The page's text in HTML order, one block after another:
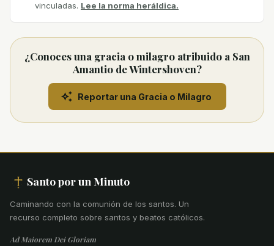
vinculadas. Lee la norma heráldica.
¿Conoces una gracia o milagro atribuido a San
Amantio de Wintershoven?
Reportar una Gracia o Milagro
Santo por un Minuto
Caminando con la comunión de los santos. Un
recurso completo sobre santos y beatos católicos.
Ad Maiorem Dei Gloriam